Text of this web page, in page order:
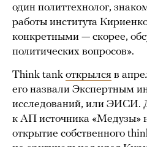
один политтехнолог,
работы института
конкретными — скорее,
политических вопросов».
Think tank открылся в
его назвали Экспертным
исследований, или ЭИСИ.
к АП источника «Медузы»
открытие собственного